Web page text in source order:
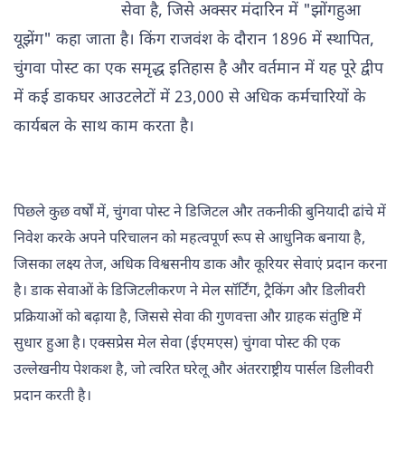
सेवा है, जिसे अक्सर मंदारिन में "झोंगहुआ
यूझेंग" कहा जाता है। किंग राजवंश के दौरान 1896 में स्थापित,
चुंगवा पोस्ट का एक समृद्ध इतिहास है और वर्तमान में यह पूरे द्वीप
में कई डाकघर आउटलेटों में 23,000 से अधिक कर्मचारियों के
कार्यबल के साथ काम करता है।
पिछले कुछ वर्षों में, चुंगवा पोस्ट ने डिजिटल और तकनीकी बुनियादी ढांचे में
निवेश करके अपने परिचालन को महत्वपूर्ण रूप से आधुनिक बनाया है,
जिसका लक्ष्य तेज, अधिक विश्वसनीय डाक और कूरियर सेवाएं प्रदान करना
है। डाक सेवाओं के डिजिटलीकरण ने मेल सॉर्टिंग, ट्रैकिंग और डिलीवरी
प्रक्रियाओं को बढ़ाया है, जिससे सेवा की गुणवत्ता और ग्राहक संतुष्टि में
सुधार हुआ है। एक्सप्रेस मेल सेवा (ईएमएस) चुंगवा पोस्ट की एक
उल्लेखनीय पेशकश है, जो त्वरित घरेलू और अंतरराष्ट्रीय पार्सल डिलीवरी
प्रदान करती है।